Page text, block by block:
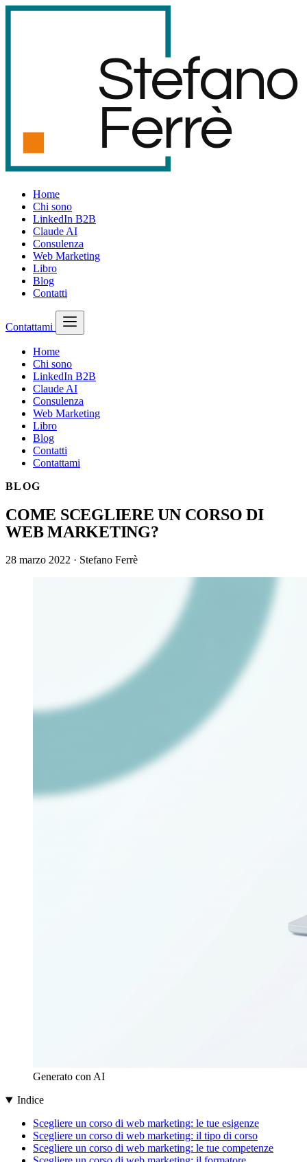
Stefano
Ferrè
Home
Chi sono
LinkedIn B2B
Claude AI
Consulenza
Web Marketing
Libro
Blog
Contatti
Contattami
Home
Chi sono
LinkedIn B2B
Claude AI
Consulenza
Web Marketing
Libro
Blog
Contatti
Contattami
BLOG
COME SCEGLIERE UN CORSO DI
WEB MARKETING?
28 marzo 2022 · Stefano Ferrè
Generato con AI
Indice
Scegliere un corso di web marketing: le tue esigenze
Scegliere un corso di web marketing: il tipo di corso
Scegliere un corso di web marketing: le tue competenze